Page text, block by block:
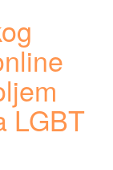
LGBT